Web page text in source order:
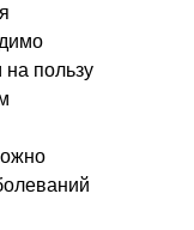
на пользу